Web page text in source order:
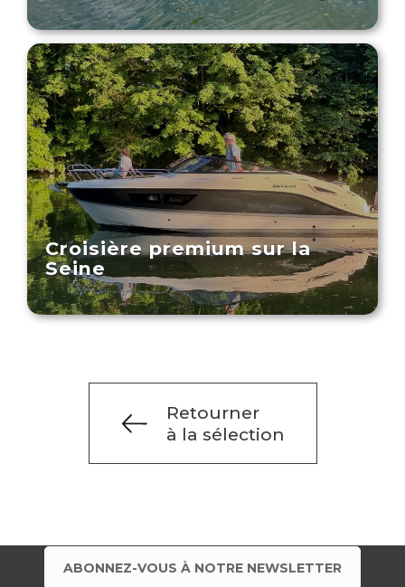
Croisière premium sur la
Seine
Retourner
à la sélection
ABONNEZ-VOUS À NOTRE NEWSLETTER